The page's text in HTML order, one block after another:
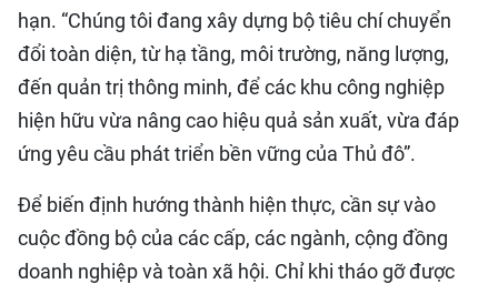
hạn. “Chúng tôi đang xây dựng bộ tiêu chí chuyển
đổi toàn diện, từ hạ tầng, môi trường, năng lượng,
đến quản trị thông minh, để các khu công nghiệp
hiện hữu vừa nâng cao hiệu quả sản xuất, vừa đáp
ứng yêu cầu phát triển bền vững của Thủ đô”.
Để biến định hướng thành hiện thực, cần sự vào
cuộc đồng bộ của các cấp, các ngành, cộng đồng
doanh nghiệp và toàn xã hội. Chỉ khi tháo gỡ được